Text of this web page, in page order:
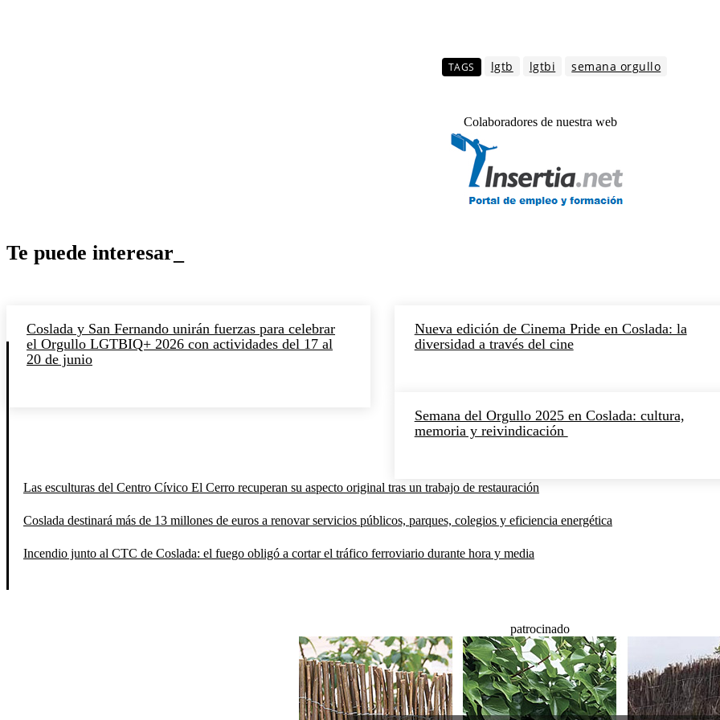
TAGS lgtb lgtbi semana orgullo
Colaboradores de nuestra web
Te puede interesar_
Coslada y San Fernando unirán fuerzas para celebrar
el Orgullo LGTBIQ+ 2026 con actividades del 17 al
20 de junio
Nueva edición de Cinema Pride en Coslada: la
diversidad a través del cine
Semana del Orgullo 2025 en Coslada: cultura,
memoria y reivindicación
Las esculturas del Centro Cívico El Cerro recuperan su aspecto original tras un trabajo de restauración
Coslada destinará más de 13 millones de euros a renovar servicios públicos, parques, colegios y eficiencia energética
Incendio junto al CTC de Coslada: el fuego obligó a cortar el tráfico ferroviario durante hora y media
patrocinado